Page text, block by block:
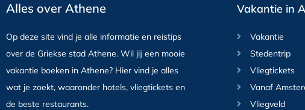
Alles over Athene
Op deze site vind je alle informatie en reistips
over de Griekse stad Athene. Wil jij een mooie
vakantie boeken in Athene? Hier vind je alles
wat je zoekt, waaronder hotels, vliegtickets en
de beste restaurants.
Vakantie in
Vakantie
Stedentrip
Vliegtickets
Vanaf
Vliegveld